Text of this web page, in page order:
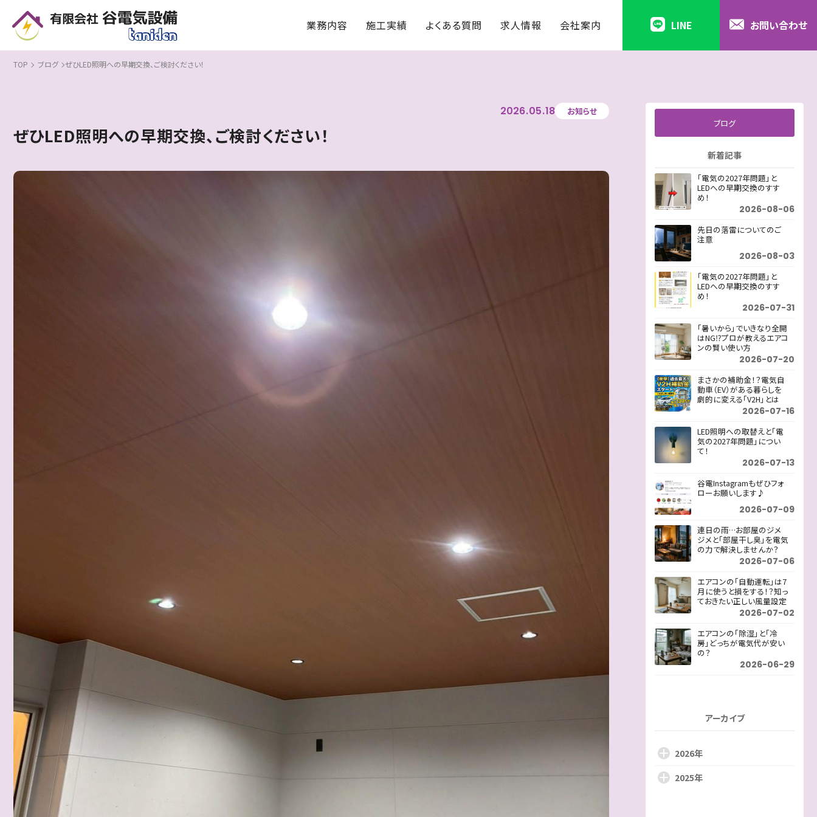
業務内容 施工実績 よくある質問 求人情報 会社案内 LINE お問い合わせ
TOP ブログ ぜひLED照明への早期交換、ご検討ください！
ぜひLED照明への早期交換、ご検討ください！
2026 05 18
お知らせ
ブログ
新着記事
「電気の2027年問題」と
LEDへの早期交換のすす
め！
2026-08-06
先日の落雷についてのご
注意
2026-08-03
「電気の2027年問題」と
LEDへの早期交換のすす
め！
2026-07-31
「暑いから」でいきなり全開
はNG⁉プロが教えるエアコ
ンの賢い使い方
2026-07-20
まさかの補助金！？電気自
動車（EV）がある暮らしを
劇的に変える「V2H」とは
2026-07-16
LED照明への取替えと「電
気の2027年問題」につい
て！
2026-07-13
谷電Instagramもぜひフォ
ローお願いします♪
2026-07-09
連日の雨…お部屋のジメ
ジメと「部屋干し臭」を電気
の力で解決しませんか？
2026-07-06
エアコンの「自動運転」は7
月に使うと損をする！？知っ
ておきたい正しい風量設定
2026-07-02
エアコンの「除湿」と「冷
房」どっちが電気代が安い
の？
2026-06-29
アーカイブ
2026年
2025年